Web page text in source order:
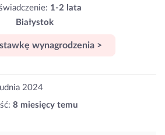
1-2 lata
Białystok
wynagrodzenia >
2024
8 miesięcy temu